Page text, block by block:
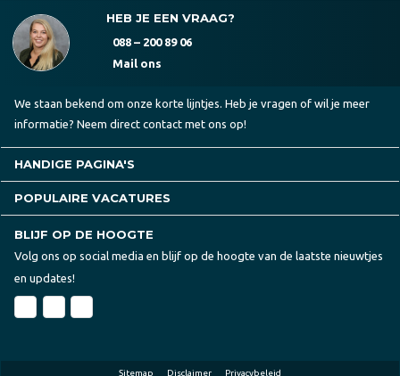
HEB JE EEN VRAAG?
088 – 200 89 06
Mail ons
We staan bekend om onze korte lijntjes. Heb je vragen of wil je meer
informatie? Neem direct contact met ons op!
HANDIGE PAGINA'S
POPULAIRE VACATURES
BLIJF OP DE HOOGTE
Volg ons op social media en blijf op de hoogte van de laatste nieuwtjes
en updates!
Sitemap Disclaimer Privacybeleid